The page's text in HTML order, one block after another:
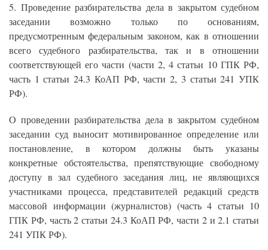
5. Проведение разбирательства дела в закрытом судебном
заседании возможно только по основаниям,
предусмотренным федеральным законом, как в отношении
всего судебного разбирательства, так и в отношении
соответствующей его части (части 2, 4 статьи 10 ГПК РФ,
часть 1 статьи 24.3 КоАП РФ, части 2, 3 статьи 241 УПК
РФ).
О проведении разбирательства дела в закрытом судебном
заседании суд выносит мотивированное определение или
постановление, в котором должны быть указаны
конкретные обстоятельства, препятствующие свободному
доступу в зал судебного заседания лиц, не являющихся
участниками процесса, представителей редакций средств
массовой информации (журналистов) (часть 4 статьи 10
ГПК РФ, часть 2 статьи 24.3 КоАП РФ, части 2 и 2.1 статьи
241 УПК РФ).